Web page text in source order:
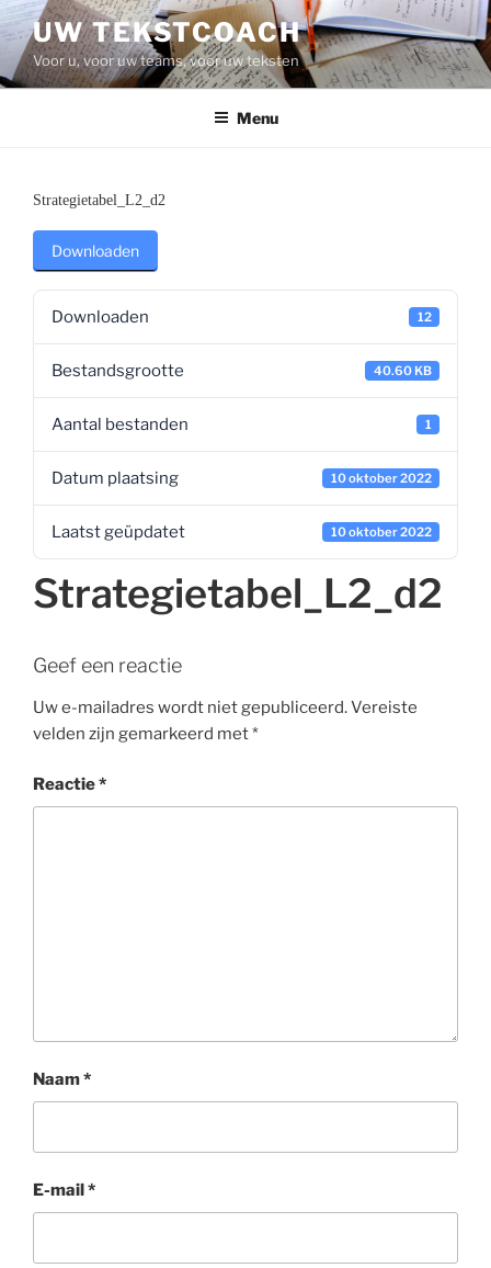
Ga
naar
de
inhoud
UW TEKSTCOACH
Voor u, voor uw teams, voor uw teksten
Menu
Strategietabel_L2_d2
Downloaden
Downloaden 12
Bestandsgrootte 40.60 KB
Aantal bestanden 1
Datum plaatsing 10 oktober 2022
Laatst geüpdatet 10 oktober 2022
Strategietabel_L2_d2
Geef een reactie
Uw e-mailadres wordt niet gepubliceerd.Vereiste
velden zijn gemarkeerd met*
Reactie*
Naam*
E-mail*